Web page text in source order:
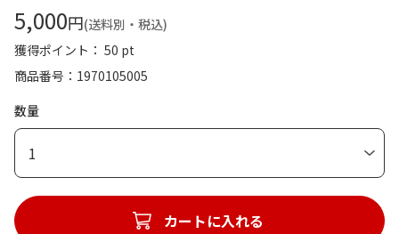
5,000円(送料別・税込)
獲得ポイント： 50 pt
商品番号
1970105005
数量
1
カートに入れる